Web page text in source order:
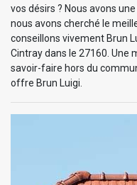
vos désirs ? Nous avons
nous avons cherché le
conseillons vivement Brun
Cintray dans le 27160. Une
savoir-faire hors du
offre Brun Luigi.